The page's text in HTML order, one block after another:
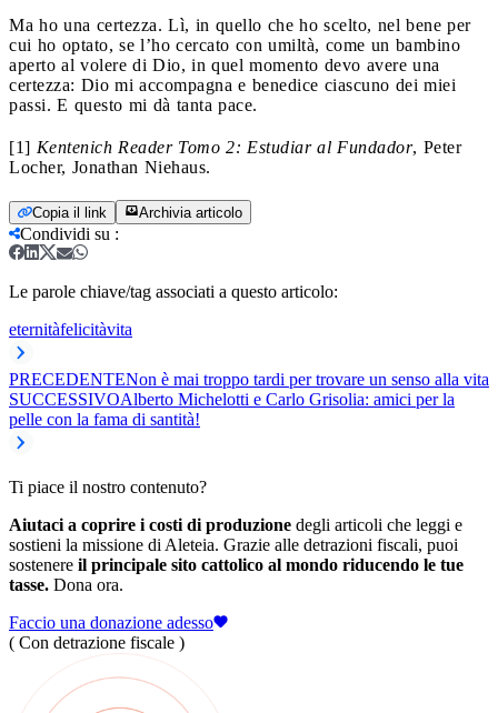
Ma ho una certezza. Lì, in quello che ho scelto, nel bene per
cui ho optato, se l’ho cercato con umiltà, come un bambino
aperto al volere di Dio, in quel momento devo avere una
certezza: Dio mi accompagna e benedice ciascuno dei miei
passi. E questo mi dà tanta pace.
[1] Kentenich Reader Tomo 2: Estudiar al Fundador, Peter
Locher, Jonathan Niehaus.
Copia il link Archivia articolo
Condividi su :
Le parole chiave/tag associati a questo articolo:
eternitàfelicitàvita
PRECEDENTENon è mai troppo tardi per trovare un senso alla vita
SUCCESSIVOAlberto Michelotti e Carlo Grisolia: amici per la
pelle con la fama di santità!
Ti piace il nostro contenuto?
Aiutaci a coprire i costi di produzione degli articoli che leggi e
sostieni la missione di Aleteia. Grazie alle detrazioni fiscali, puoi
sostenere il principale sito cattolico al mondo riducendo le tue
tasse. Dona ora.
Faccio una donazione adesso
( Con detrazione fiscale )